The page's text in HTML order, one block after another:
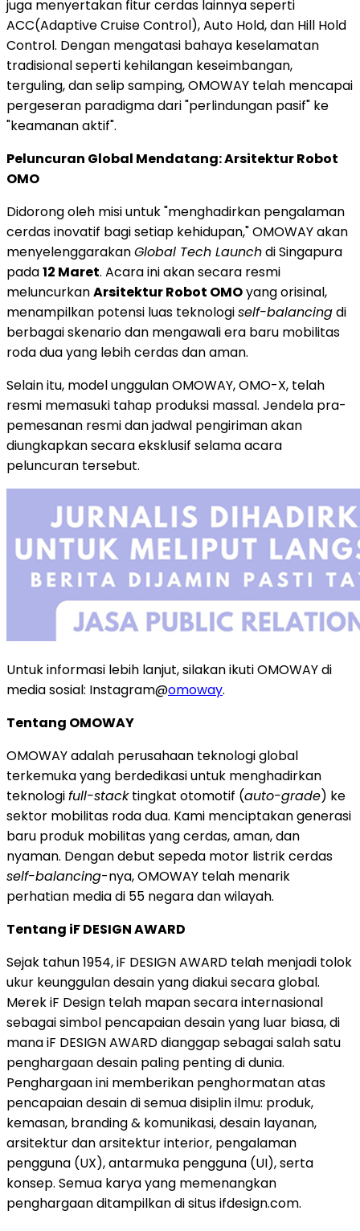
juga menyertakan fitur cerdas lainnya seperti
ACC(Adaptive Cruise Control), Auto Hold, dan Hill Hold
Control. Dengan mengatasi bahaya keselamatan
tradisional seperti kehilangan keseimbangan,
terguling, dan selip samping, OMOWAY telah mencapai
pergeseran paradigma dari "perlindungan pasif" ke
"keamanan aktif".
Peluncuran Global Mendatang: Arsitektur Robot
OMO
Didorong oleh misi untuk "menghadirkan pengalaman
cerdas inovatif bagi setiap kehidupan," OMOWAY akan
menyelenggarakanGlobal Tech Launchdi Singapura
pada12 Maret. Acara ini akan secara resmi
meluncurkanArsitektur Robot OMOyang orisinal,
menampilkan potensi luas teknologiself-balancingdi
berbagai skenario dan mengawali era baru mobilitas
roda dua yang lebih cerdas dan aman.
Selain itu, model unggulan OMOWAY, OMO-X, telah
resmi memasuki tahap produksi massal. Jendela pra-
pemesanan resmi dan jadwal pengiriman akan
diungkapkan secara eksklusif selama acara
peluncuran tersebut.
Untuk informasi lebih lanjut, silakan ikuti OMOWAY di
media sosial: Instagram@omoway.
Tentang OMOWAY
OMOWAY adalah perusahaan teknologi global
terkemuka yang berdedikasi untuk menghadirkan
teknologifull-stacktingkat otomotif (auto-grade) ke
sektor mobilitas roda dua. Kami menciptakan generasi
baru produk mobilitas yang cerdas, aman, dan
nyaman. Dengan debut sepeda motor listrik cerdas
self-balancing-nya, OMOWAY telah menarik
perhatian media di 55 negara dan wilayah.
Tentang iF DESIGN AWARD
Sejak tahun 1954, iF DESIGN AWARD telah menjadi tolok
ukur keunggulan desain yang diakui secara global.
Merek iF Design telah mapan secara internasional
sebagai simbol pencapaian desain yang luar biasa, di
mana iF DESIGN AWARD dianggap sebagai salah satu
penghargaan desain paling penting di dunia.
Penghargaan ini memberikan penghormatan atas
pencapaian desain di semua disiplin ilmu: produk,
kemasan, branding & komunikasi, desain layanan,
arsitektur dan arsitektur interior, pengalaman
pengguna (UX), antarmuka pengguna (UI), serta
konsep. Semua karya yang memenangkan
penghargaan ditampilkan di situs ifdesign.com.